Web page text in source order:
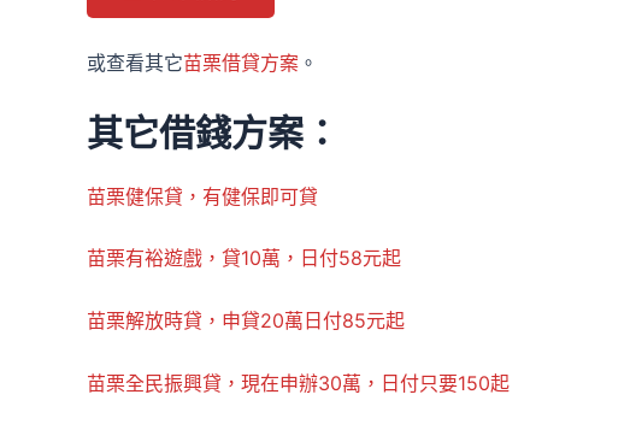
或查看其它苗栗借貸方案 。
其它借錢方案：
苗栗健保貸，有健保即可貸
苗栗有裕遊戲，貸10萬，日付58元起
苗栗解放時貸，申貸20萬日付85元起
苗栗全民振興貸，現在申辦30萬，日付只要150起